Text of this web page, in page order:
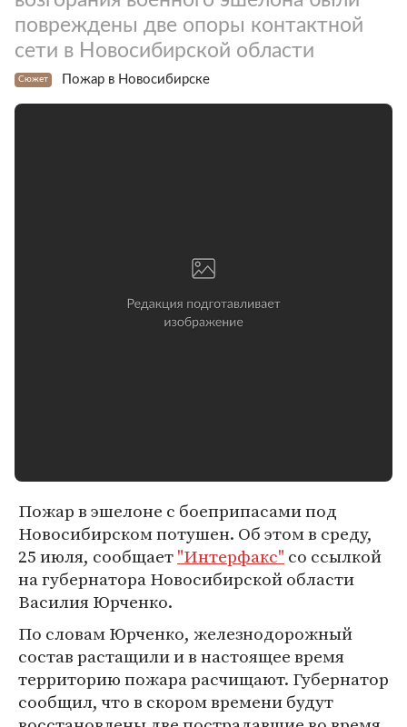
повреждены две опоры контактной
сети в Новосибирской области
Сюжет Пожар в Новосибирске
Пожар в эшелоне с боеприпасами под
Новосибирском потушен. Об этом в среду,
25 июля, сообщает"Интерфакс" со ссылкой
на губернатора Новосибирской области
Василия Юрченко.
По словам Юрченко, железнодорожный
состав растащили и в настоящее время
территорию пожара расчищают. Губернатор
сообщил, что в скором времени будут